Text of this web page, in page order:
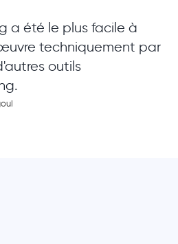
a été le plus facile à
techniquement par
outils